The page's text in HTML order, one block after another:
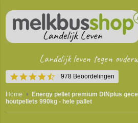
4.4
star
rating
978 Beoordelingen
Landelijk leven tegen
Home
Energy pellet premium DINplus
houtpellets 990kg - hele pallet